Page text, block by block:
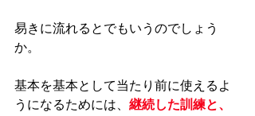
易きに流れるとでもいうのでしょう
か。
基本を基本として当たり前に使えるよ
うになるためには、 継続した訓練と、